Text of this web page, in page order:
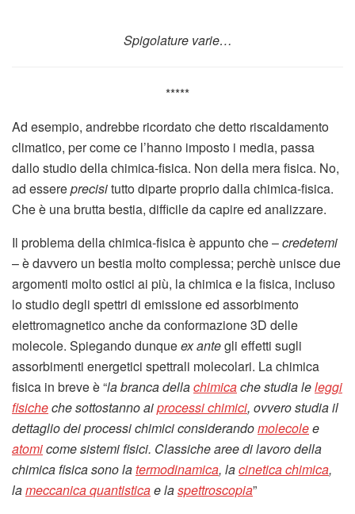
Spigolature varie…
*****
Ad esempio, andrebbe ricordato che detto riscaldamento
climatico, per come ce l’hanno imposto i media, passa
dallo studio della chimica-fisica. Non della mera fisica. No,
ad essereprecisitutto diparte proprio dalla chimica-fisica.
Che è una brutta bestia, difficile da capire ed analizzare.
Il problema della chimica-fisica è appunto che –credetemi
– è davvero un bestia molto complessa; perchè unisce due
argomenti molto ostici ai più, la chimica e la fisica, incluso
lo studio degli spettri di emissione ed assorbimento
elettromagnetico anche da conformazione 3D delle
molecole. Spiegando dunqueex antegli effetti sugli
assorbimenti energetici spettrali molecolari. La chimica
fisica in breve è “la branca dellachimicache studia leleggi
fisicheche sottostanno aiprocessi chimici, ovvero studia il
dettaglio dei processi chimici considerandomolecolee
atomicome sistemi fisici. Classiche aree di lavoro della
chimica fisica sono latermodinamica, lacinetica chimica,
lameccanica quantisticae laspettroscopia”